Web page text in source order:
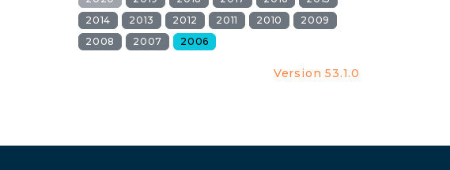
2014
2013 2012 2011 2010
2009
2008
2007 2006
Version 53.1.0